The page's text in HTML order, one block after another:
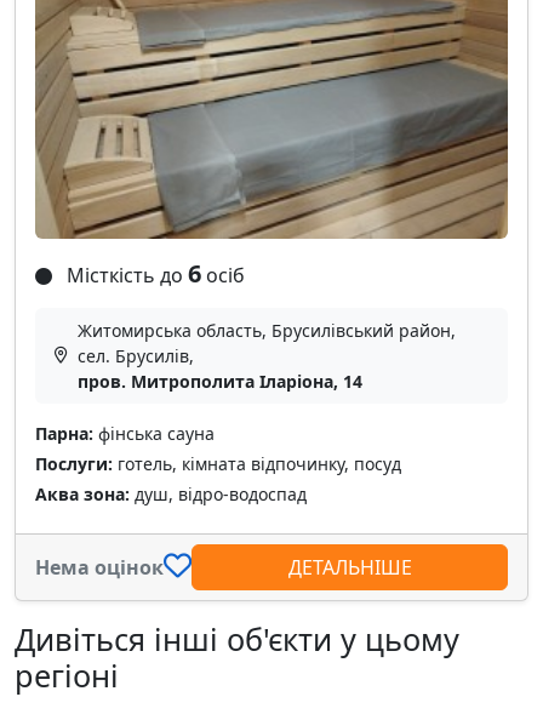
Місткість до 6 осіб
Житомирська область, Брусилівський район,
сел. Брусилів,
пров. Митрополита Іларіона, 14
Парна: фінська сауна
Послуги: готель, кімната відпочинку, посуд
Аква зона: душ, відро-водоспад
Нема оцінок ДЕТАЛЬНІШЕ
Дивіться інші об'єкти у цьому
регіоні